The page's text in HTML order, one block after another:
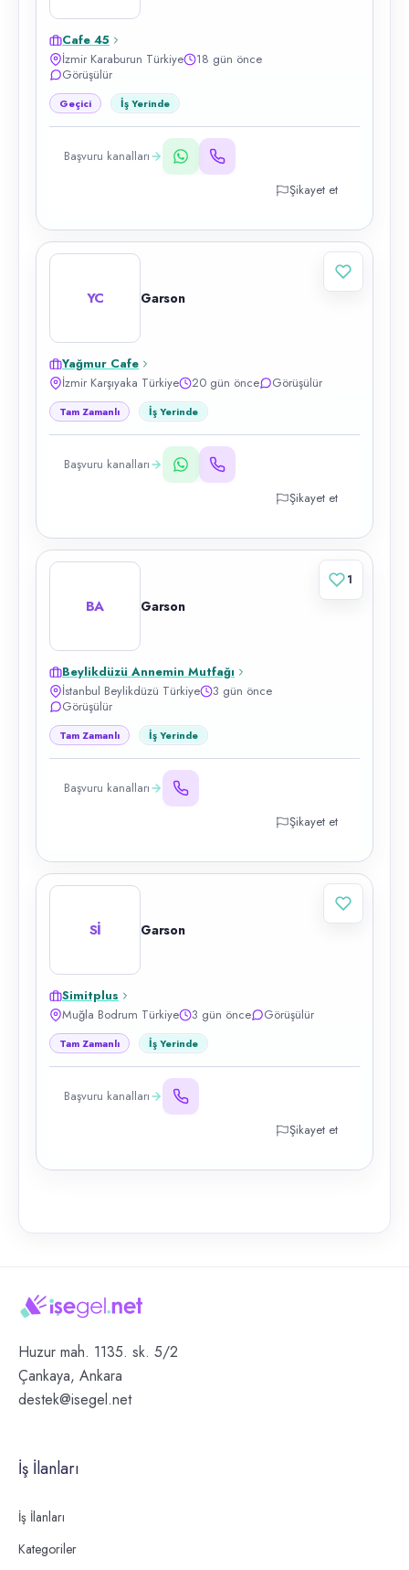
Cafe 45
İzmir Karaburun Türkiye
18 gün önce
Görüşülür
Geçici İş Yerinde
Başvuru kanalları
Şikayet et
YC Garson
Yağmur Cafe
İzmir Karşıyaka Türkiye
20 gün önce Görüşülür
Tam Zamanlı İş Yerinde
Başvuru kanalları
Şikayet et
BA Garson
Beylikdüzü Annemin Mutfağı
İstanbul Beylikdüzü Türkiye
3 gün önce
Görüşülür
Tam Zamanlı İş Yerinde
Başvuru kanalları
Şikayet et
1
Sİ Garson
Simitplus
Muğla Bodrum Türkiye
3 gün önce Görüşülür
Tam Zamanlı İş Yerinde
Başvuru kanalları
Şikayet et
Huzur mah. 1135. sk. 5/2
Çankaya, Ankara
destek@isegel.net
İş İlanları
İş İlanları
Kategoriler